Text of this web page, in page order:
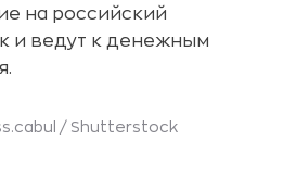
на российский
и ведут к денежным
/ Shutterstock